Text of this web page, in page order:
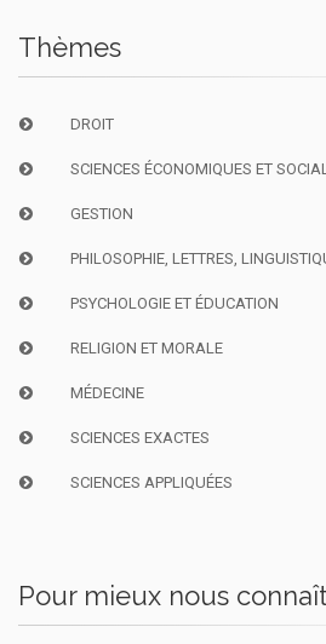
Thèmes
DROIT
SCIENCES ÉCONOMIQUES ET
GESTION
PHILOSOPHIE, LETTRES,
PSYCHOLOGIE ET ÉDUCATION
RELIGION ET MORALE
MÉDECINE
SCIENCES EXACTES
SCIENCES APPLIQUÉES
Pour mieux nous